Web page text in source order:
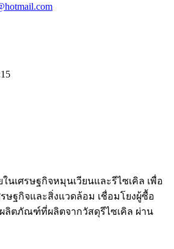
นเศรษฐกิจหมุนเวียนและรีไซเคิล เพื่อ
ษฐกิจและสิ่งแวดล้อม เชื่อมโยงผู้ซื้อ
ลิตภัณฑ์ที่ผลิตจากวัสดุรีไซเคิล ผ่าน